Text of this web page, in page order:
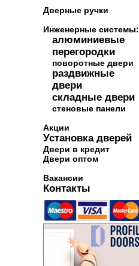
Дверные ручки
Инженерные системы:
алюминиевые
перегородки
поворотные двери
раздвижные
двери
складные двери
стеновые панели
Акции
Установка дверей
Двери в кредит
Двери оптом
Вакансии
Контакты